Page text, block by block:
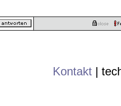
Kontakt |